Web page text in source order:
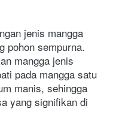
jenis mangga
pohon sempurna.
mangga jenis
pada mangga satu
manis, sehingga
yang signifikan di